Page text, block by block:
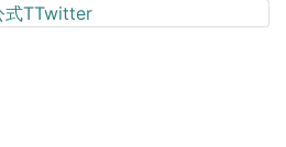
式TTwitter